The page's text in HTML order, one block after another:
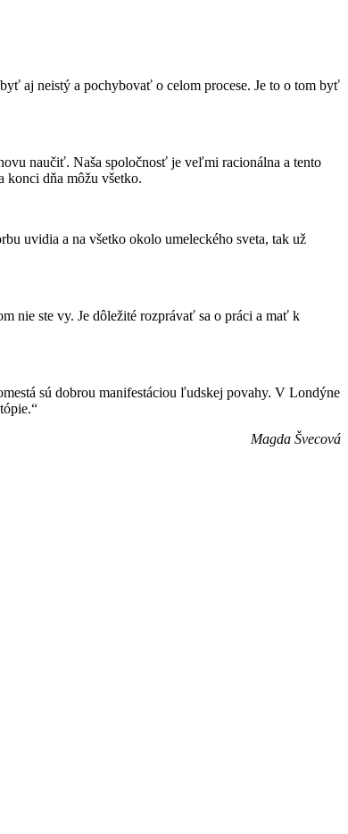
aj neistý a pochybovať o celom procese. Je to o tom byť
naučiť. Naša spoločnosť je veľmi racionálna a tento
konci dňa môžu všetko.
uvidia a na všetko okolo umeleckého sveta, tak už
nie ste vy. Je dôležité rozprávať sa o práci a mať k
sú dobrou manifestáciou ľudskej povahy. V Londýne
Magda Švecová